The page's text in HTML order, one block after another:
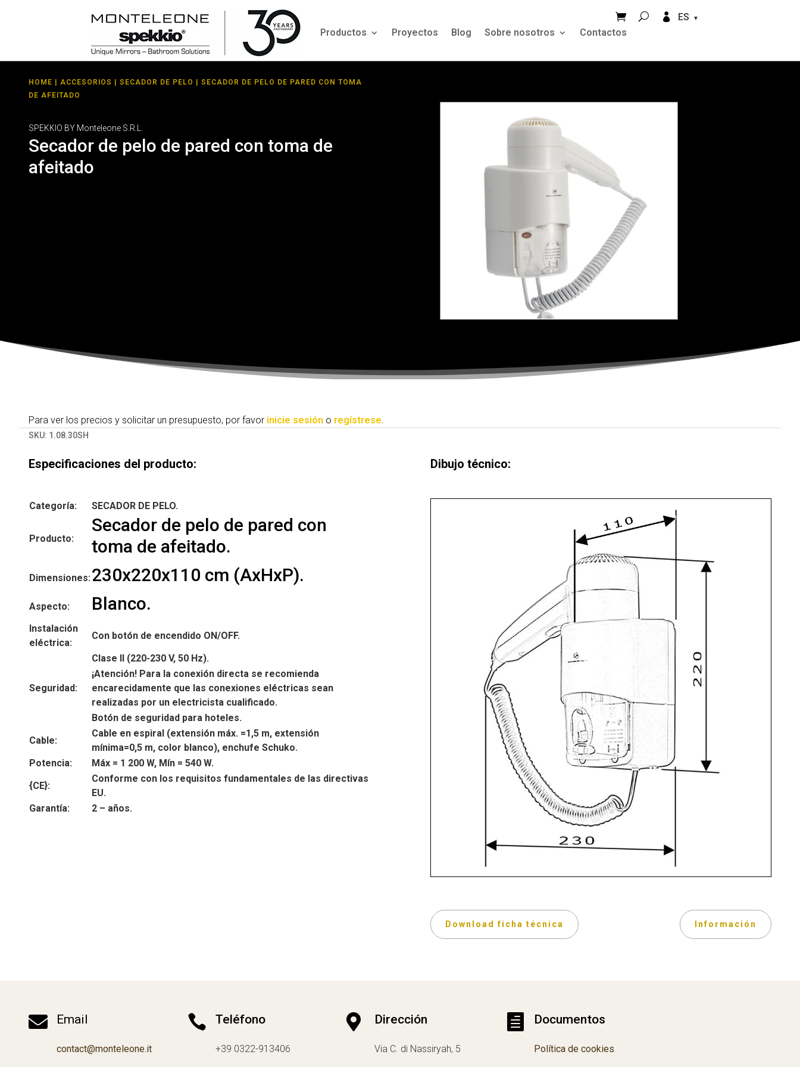
Productos Proyectos Blog Sobre nosotros Contactos
  ES
HOME ACCESORIOS SECADOR DE PELO
| SECADOR DE PELO DE PARED CON TOMA
DE AFEITADO
SPEKKIO BY Monteleone S.R.L.
Secador de pelo de pared con toma de
afeitado
Para ver los precios y solicitar un presupuesto, por favor inicie sesión o regístrese.
SKU: 1.08.30SH
Especificaciones del producto:
Categoría: SECADOR DE PELO.
Producto:
Secador de pelo de pared con
toma de afeitado.
Dimensiones: 230x220x110 cm (AxHxP).
Aspecto: Blanco.
Instalación
eléctrica:
Con botón de encendido ON/OFF.
Clase II (220-230 V, 50 Hz).
Seguridad:
¡Atención! Para la conexión directa se recomienda
encarecidamente que las conexiones eléctricas sean
realizadas por un electricista cualificado.
Botón de seguridad para hoteles.
Cable:
Cable en espiral (extensión máx. =1,5 m, extensión
mínima=0,5 m, color blanco), enchufe Schuko.
Potencia:
Máx = 1 200 W, Mín = 540 W.
{CE}:
Conforme con los requisitos fundamentales de las directivas
EU.
Garantía:
2 – años.
Dibujo técnico:
Download ficha técnica Información
 Email
contact@monteleone.it
 Teléfono
+39 0322-913406
 Dirección
Via C. di Nassiryah, 5
 Documentos
Política de cookies